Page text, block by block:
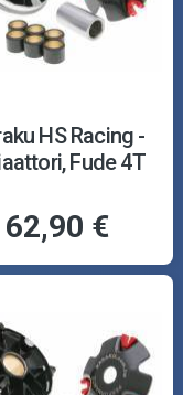
HS Racing -
Fude 4T
62,90 €